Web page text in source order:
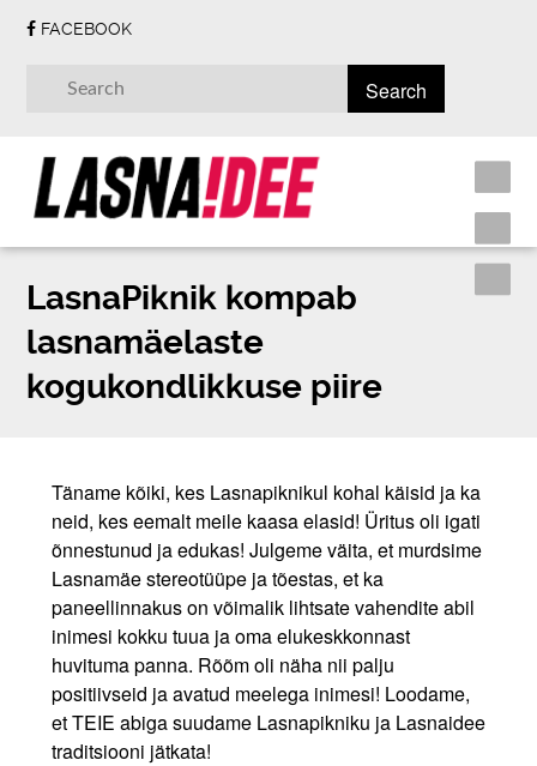
FACEBOOK
LasnaPiknik kompab
lasnamäelaste
kogukondlikkuse piire
Täname kõiki, kes Lasnapiknikul kohal käisid ja ka
neid, kes eemalt meile kaasa elasid! Üritus oli igati
õnnestunud ja edukas! Julgeme väita, et murdsime
Lasnamäe stereotüüpe ja tõestas, et ka
paneellinnakus on võimalik lihtsate vahendite abil
inimesi kokku tuua ja oma elukeskkonnast
huvituma panna. Rõõm oli näha nii palju
positiivseid ja avatud meelega inimesi! Loodame,
et TEIE abiga suudame Lasnapikniku ja Lasnaidee
traditsiooni jätkata!